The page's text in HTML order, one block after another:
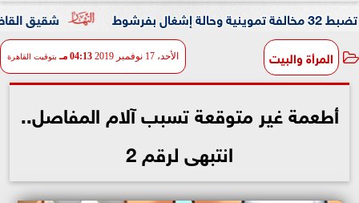
شقيق القاضي المزيف:
المرأة والبيت الأحد، 17 نوفمبر 2019 04:13 مـ بتوقيت القاهرة
أطعمة غير متوقعة تسبب آلام المفاصل..
انتبهى لرقم 2